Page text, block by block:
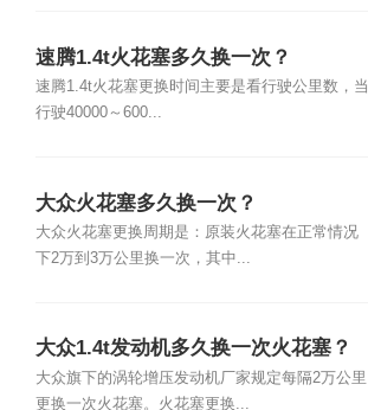
速腾1.4t火花塞多久换一次？
速腾1.4t火花塞更换时间主要是看行驶公里数，当
行驶40000～600...
大众火花塞多久换一次？
大众火花塞更换周期是：原装火花塞在正常情况
下2万到3万公里换一次，其中...
大众1.4t发动机多久换一次火花塞？
大众旗下的涡轮增压发动机厂家规定每隔2万公里
更换一次火花塞。火花塞更换...